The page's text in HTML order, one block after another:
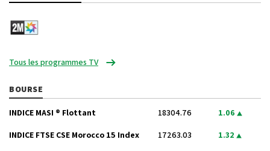
Tous les programmes TV
BOURSE
INDICE MASI ® Flottant 18304.76 1.06
INDICE FTSE CSE Morocco 15 Index 17263.03 1.32